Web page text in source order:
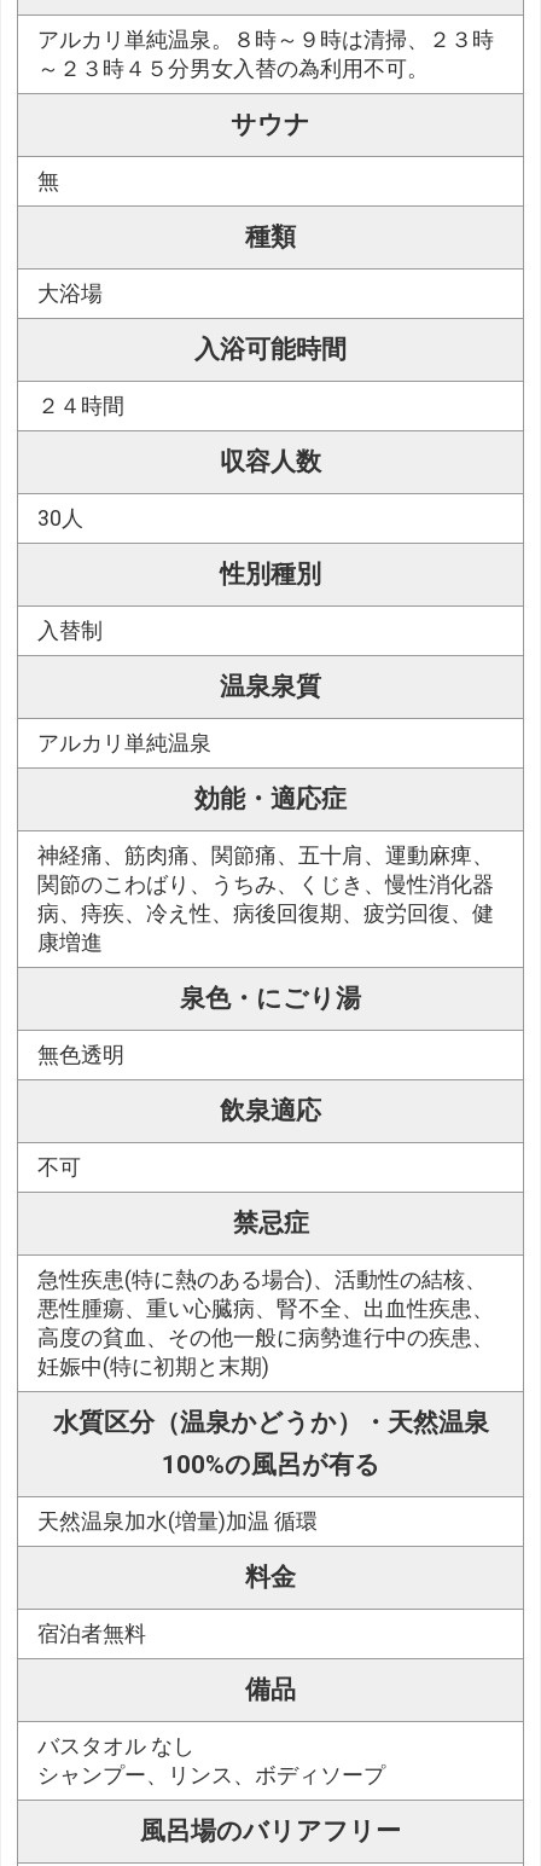
アルカリ単純温泉。８時～９時は清掃、２３時
～２３時４５分男女入替の為利用不可。
サウナ
無
種類
大浴場
入浴可能時間
２４時間
収容人数
30人
性別種別
入替制
温泉泉質
アルカリ単純温泉
効能・適応症
神経痛、筋肉痛、関節痛、五十肩、運動麻痺、
関節のこわばり、うちみ、くじき、慢性消化器
病、痔疾、冷え性、病後回復期、疲労回復、健
康増進
泉色・にごり湯
無色透明
飲泉適応
不可
禁忌症
急性疾患(特に熱のある場合)、活動性の結核、
悪性腫瘍、重い心臓病、腎不全、出血性疾患、
高度の貧血、その他一般に病勢進行中の疾患、
妊娠中(特に初期と末期)
水質区分（温泉かどうか）・天然温泉
100%の風呂が有る
天然温泉加水(増量)加温 循環
料金
宿泊者無料
備品
バスタオル なし
シャンプー、リンス、ボディソープ
風呂場のバリアフリー